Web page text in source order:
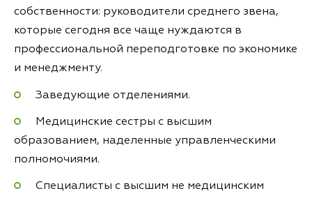
собственности: руководители среднего звена,
которые сегодня все чаще нуждаются в
профессиональной переподготовке по экономике
и менеджменту.
Заведующие отделениями.
Медицинские сестры с высшим
образованием, наделенные управленческими
полномочиями.
Специалисты с высшим не медицинским